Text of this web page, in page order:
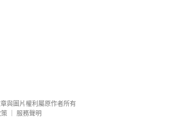
與圖片權利屬原作者所有
服務聲明